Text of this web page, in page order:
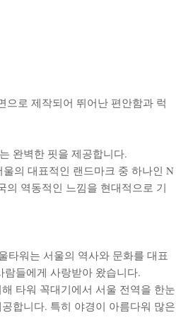
으로 제작되어 뛰어난 편안함과 럭
완벽한 핏을 제공합니다.
울의 대표적인 랜드마크 중 하나인 N
의 역동적인 느낌을 현대적으로 기
타워는 서울의 역사와 문화를 대표
들에게 사랑받아 왔습니다.
타워 꼭대기에서 서울 전역을 한눈
합니다. 특히 야경이 아름다워 많은